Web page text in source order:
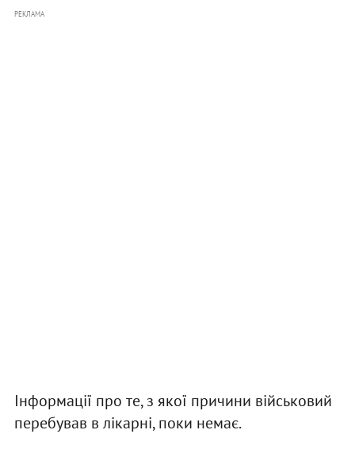
РЕКЛАМА
Інформації про те, з якої причини військовий
перебував в лікарні, поки немає.